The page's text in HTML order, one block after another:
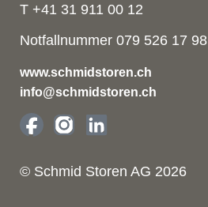
T +41 31 911 00 12
Notfallnummer 079 526 17 98
www.schmidstoren.ch
info@schmidstoren.ch
© Schmid Storen AG 2026